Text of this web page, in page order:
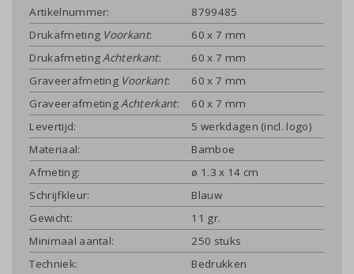
Artikelnummer:
8799485
Drukafmeting Voorkant:
60 x 7 mm
DrukafmetingAchterkant:
60 x 7 mm
Graveerafmeting Voorkant:
60 x 7 mm
GraveerafmetingAchterkant:
60 x 7 mm
Levertijd:
5 werkdagen (incl. logo)
Materiaal:
Bamboe
Afmeting:
ø 1.3 x 14 cm
Schrijfkleur:
Blauw
Gewicht:
11 gr.
Minimaal aantal:
250 stuks
Techniek:
Bedrukken